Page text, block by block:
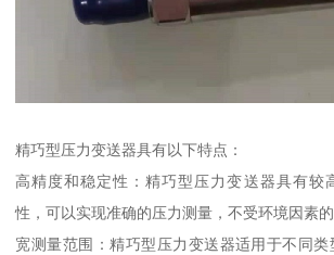
精巧型压力变送器具有以下特点：
高精度和稳定性：精巧型压力变送器具有较
性，可以实现准确的压力测量，不受环境因素的
宽测量范围：精巧型压力变送器适用于不同